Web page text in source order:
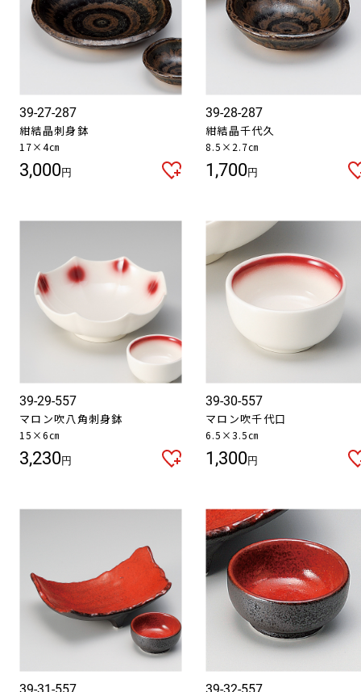
39-27-287
紺結晶刺身鉢
17×4㎝
3,000円
39-28-287
紺結晶千代久
8.5×2.7㎝
1,700円
39-29-557
マロン吹八角刺身鉢
15×6㎝
3,230円
39-30-557
マロン吹千代口
6.5×3.5㎝
1,300円